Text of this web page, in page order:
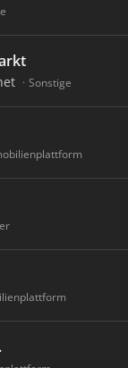
Sonstige